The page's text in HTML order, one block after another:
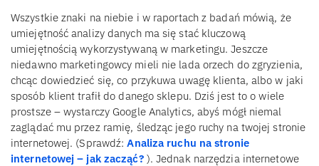
Wszystkie znaki na niebie i w raportach z badań mówią, że
umiejętność analizy danych ma się stać kluczową
umiejętnością wykorzystywaną w marketingu. Jeszcze
niedawno marketingowcy mieli nie lada orzech do zgryzienia,
chcąc dowiedzieć się, co przykuwa uwagę klienta, albo w jaki
sposób klient trafił do danego sklepu. Dziś jest to o wiele
prostsze – wystarczy Google Analytics, abyś mógł niemal
zaglądać mu przez ramię, śledząc jego ruchy na twojej stronie
internetowej. (Sprawdź:Analiza ruchu na stronie
internetowej – jak zacząć?). Jednak narzędzia internetowe